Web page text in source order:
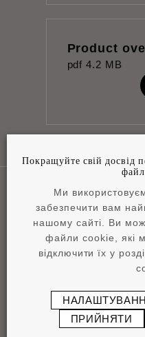
Product
pdf 4.2 MB
Наші
Покращуйте свій досвід
Ми
забезпечити вам
нашому сайті. Ви
файли cookie, які
відключити їх у
ПРИЙНЯТИ